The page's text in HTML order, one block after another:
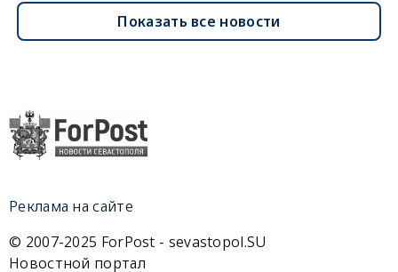
Показать все новости
Реклама на сайте
© 2007-2025 ForPost - sevastopol.SU
Новостной портал